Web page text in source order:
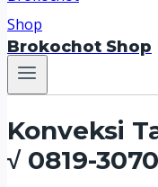
Brokochot Shop
Konveksi
√ 0819-